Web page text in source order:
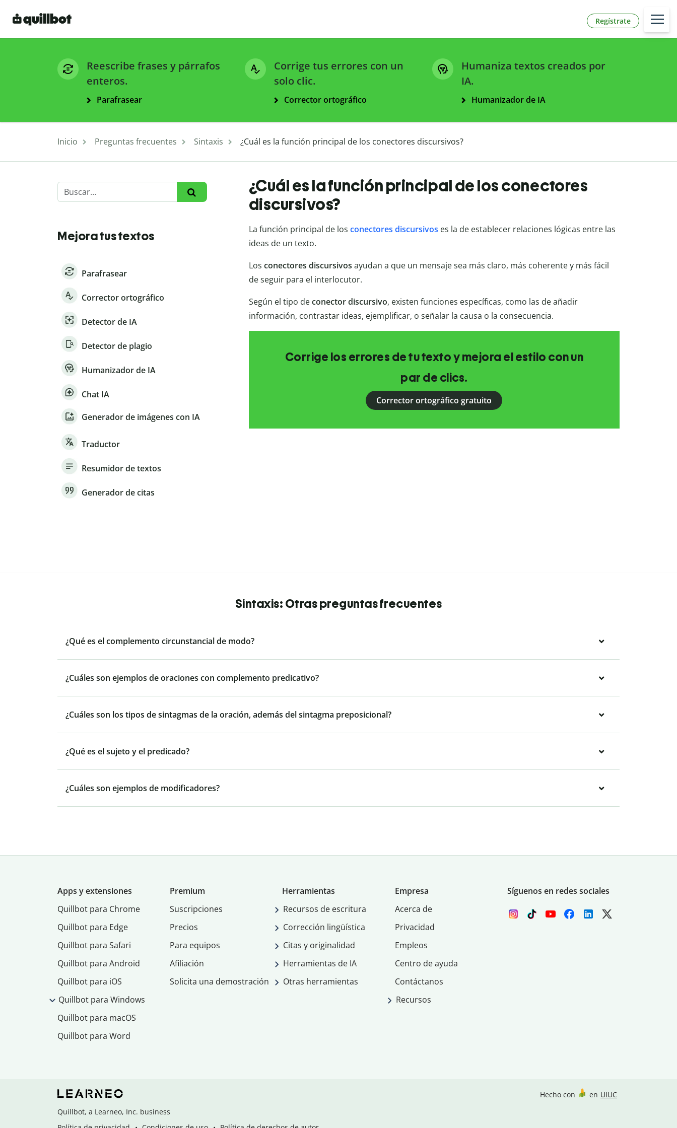
Regístrate
Reescribe frases y párrafos
enteros.
Parafrasear
Corrige tus errores con un
solo clic.
Corrector ortográfico
Humaniza textos creados por
IA.
Humanizador de IA
Inicio Preguntas frecuentes Sintaxis ¿Cuál es la función principal de los conectores discursivos?
Mejora tus textos
Parafrasear
Corrector ortográfico
Detector de IA
Detector de plagio
Humanizador de IA
Chat IA
Generador de imágenes con IA
Traductor
Resumidor de textos
Generador de citas
¿Cuál es la función principal de los conectores
discursivos?
La función principal de los conectores discursivos es la de establecer relaciones lógicas entre las
ideas de un texto.
Los conectores discursivos ayudan a que un mensaje sea más claro, más coherente y más fácil
de seguir para el interlocutor.
Según el tipo deconector discursivo, existen funciones específicas, como las de añadir
información, contrastar ideas, ejemplificar, o señalar la causa o la consecuencia.
Corrige los errores de tu texto y mejora el estilo con un
par de clics.
Corrector ortográfico gratuito
Sintaxis: Otras preguntas frecuentes
¿Qué es el complemento circunstancial de modo?
¿Cuáles son ejemplos de oraciones con complemento predicativo?
¿Cuáles son los tipos de sintagmas de la oración, además del sintagma preposicional?
¿Qué es el sujeto y el predicado?
¿Cuáles son ejemplos de modificadores?
Apps y extensiones
Quillbot para Chrome
Quillbot para Edge
Quillbot para Safari
Quillbot para Android
Quillbot para iOS
Quillbot para Windows
Quillbot para macOS
Quillbot para Word
Premium
Suscripciones
Precios
Para equipos
Afiliación
Solicita una demostración
Herramientas
Recursos de escritura
Corrección lingüística
Citas y originalidad
Herramientas de IA
Otras herramientas
Empresa
Acerca de
Privacidad
Empleos
Centro de ayuda
Contáctanos
Recursos
Síguenos en redes sociales
Quillbot, a Learneo, Inc. business
Hecho con en UIUC